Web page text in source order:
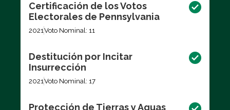
Certificación de los Votos
Electorales de Pennsylvania
2021Voto Nominal: 11
Destitución por Incitar
Insurrección
2021Voto Nominal: 17
Protección de Tierras y Aguas